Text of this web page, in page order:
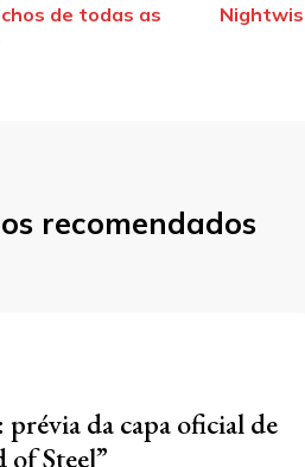
de todas as
recomendados
da capa oficial de
Steel”